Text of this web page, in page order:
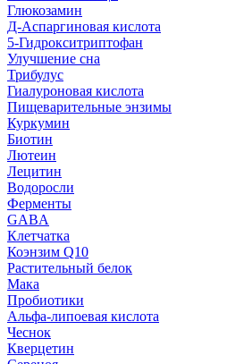
Глюкозамин
Д-Аспаргиновая кислота
5-Гидрокситриптофан
Улучшение сна
Трибулус
Гиалуроновая кислота
Пищеварительные энзимы
Куркумин
Биотин
Лютеин
Лецитин
Водоросли
Ферменты
GABA
Клетчатка
Коэнзим Q10
Растительный белок
Мака
Пробиотики
Альфа-липоевая кислота
Чеснок
Кверцетин